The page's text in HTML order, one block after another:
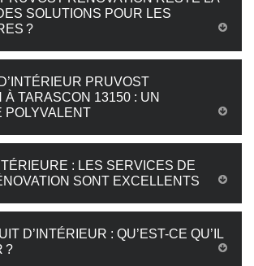
SOLUTIONS POUR LES
?
PRUVOST
À TARASCON 13150 : UN
POLYVALENT
: LES SERVICES DE
SONT EXCELLENTS
D’INTÉRIEUR : QU’EST-CE QU’IL
?